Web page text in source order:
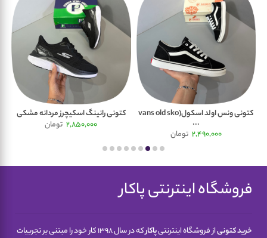
کتونی ونس اولد اسکول(vans old sko
...
2,490,000 تومان
کتونی رانینگ اسکیچرز مردانه مشکی
2,850,000 تومان
فروشگاه اینترنتی پاکار
خرید کتونیاز فروشگاه اینترنتیپاکار
که در سال 1398 کار خود را مبتنی بر تجربیات